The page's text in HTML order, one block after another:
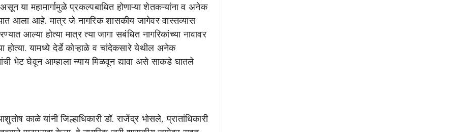
महामार्गामुळे प्रकल्पबाधित होणाऱ्या शेतकऱ्यांना व अनेक
आला आहे. मात्र जे नागरिक शासकीय जागेवर वास्तव्यास
आल्या होत्या मात्र त्या जागा सबंधित नागरिकांच्या नावावर
होत्या. यामध्ये देर्डे कोऱ्हाळे व चांदेकसारे येथील अनेक
भेट घेवून आम्हाला न्याय मिळवून द्यावा असे साकडे घातले
यांनी जिल्हाधिकारी डॉ. राजेंद्र भोसले, प्रातांधिकारी